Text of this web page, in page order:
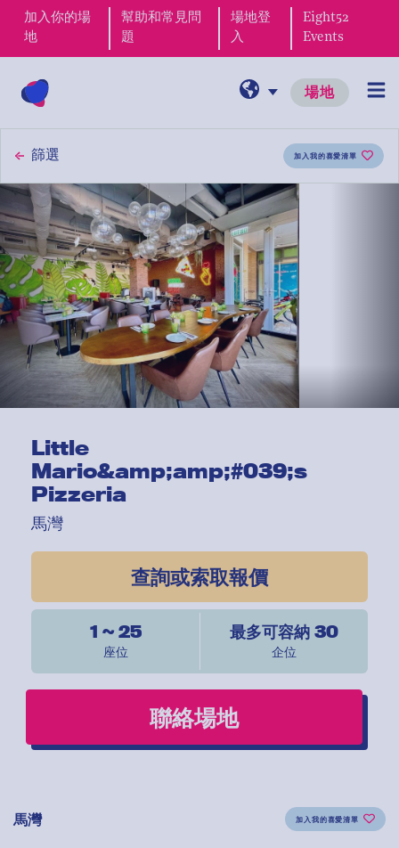
加入你的場
地
幫助和常見問
題
場地登
入
Eight52
Events
場地
篩選 加入我的喜愛清單
馬灣 加入我的喜愛清單
Little
Mario&amp;amp;#039;s
Pizzeria
馬灣
查詢或索取報價
1 ~ 25
座位
最多可容納 30
企位
聯絡場地